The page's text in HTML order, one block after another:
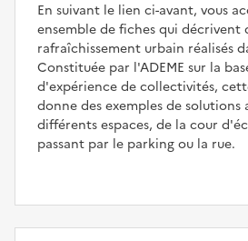
En suivant le lien ci-avant, vous
ensemble de fiches qui décrivent
rafraîchissement urbain réalisés
Constituée par l'ADEME sur la
d'expérience de collectivités,
donne des exemples de solutions
différents espaces, de la cour
passant par le parking ou la rue.